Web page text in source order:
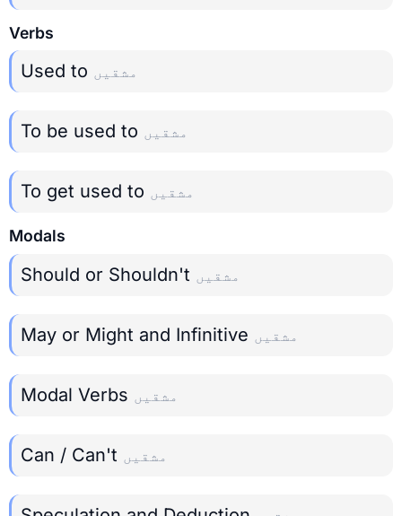
Verbs
Used to مشقیں
To be used to مشقیں
To get used to مشقیں
Modals
Should or Shouldn't مشقیں
May or Might and Infinitive مشقیں
Modal Verbs مشقیں
Can / Can't مشقیں